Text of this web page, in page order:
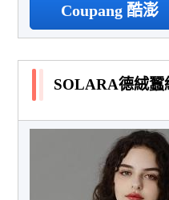
Coupang 酷澎
SOLARA德絨蠶